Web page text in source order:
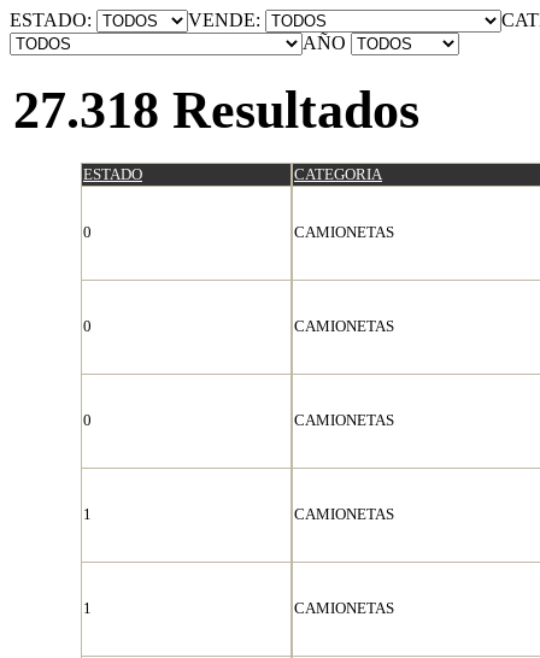
ESTADO: VENDE:
AÑO
27.318 Resultados
ESTADO CATEGORIA
0 CAMIONETAS
0 CAMIONETAS
0 CAMIONETAS
1 CAMIONETAS
1 CAMIONETAS